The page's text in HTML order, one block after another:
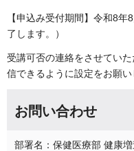
【申込み受付期間】令和8
了します。）
受講可否の連絡をさせてい
信できるように設定をお願い
お問い合わせ
部署名：保健医療部 健康